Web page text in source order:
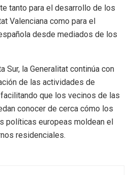
tanto para el desarrollo de los
Valenciana como para el
desde mediados de los
Sur, la Generalitat continúa con
de las actividades de
que los vecinos de las
conocer de cerca cómo los
políticas europeas moldean el
residenciales.